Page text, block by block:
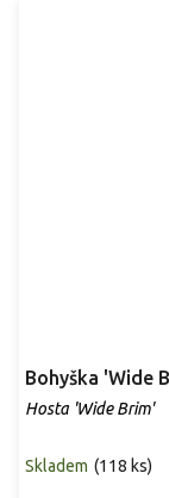
Bohyška 'Wide
Hosta 'Wide Brim'
Skladem (118 ks)